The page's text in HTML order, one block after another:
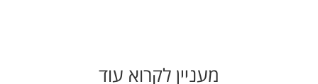
מעניין לקרוא עוד